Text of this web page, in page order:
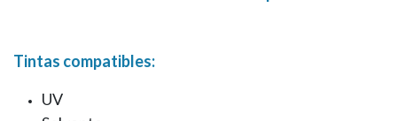
Tintas compatibles:
UV